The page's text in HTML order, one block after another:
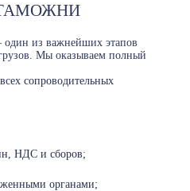
из важнейших этапов
Мы оказываем полный
сопроводительных
НДС и сборов;
органами;